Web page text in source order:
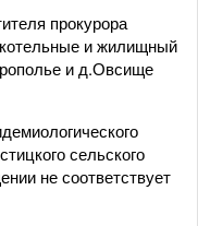
прокурора
и жилищный
и д.Овсище
сельского
не соответствует